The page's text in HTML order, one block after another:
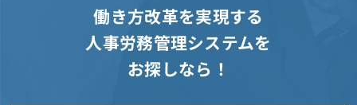
働き方改革を実現する
人事労務管理システムを
お探しなら！